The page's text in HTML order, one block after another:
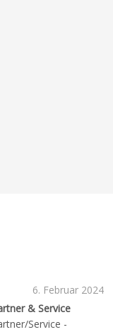
6. Februar 2024
& Service
Service -